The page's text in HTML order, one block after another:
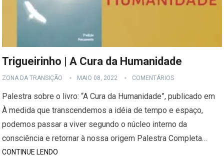
Trigueirinho | A Cura da Humanidade
ZONA DA TRANSIÇÃO MAIO 08, 2022 COMENTÁRIOS
Palestra sobre o livro: “A Cura da Humanidade”, publicado em
À medida que transcendemos a idéia de tempo e espaço,
podemos passar a viver segundo o núcleo interno da
consciência e retornar à nossa origem Palestra Completa…
CONTINUE LENDO